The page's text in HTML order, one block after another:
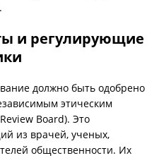
и регулирующие
должно быть одобрено
этическим
Board). Это
из врачей, ученых,
общественности. Их